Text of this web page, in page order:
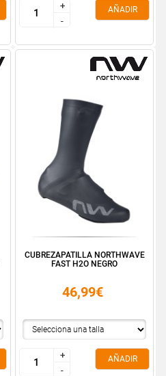
+
-
+
-
AÑADIR
CUBREZAPATILLA NORTHWAVE
FAST H2O NEGRO
46,99€
+
-
+
-
AÑADIR